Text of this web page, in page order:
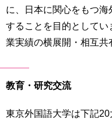
に、日本に関心をもつ
することを目的として
業実績の横展開・相互共
教育・研究交流
東京外国語大学は下記